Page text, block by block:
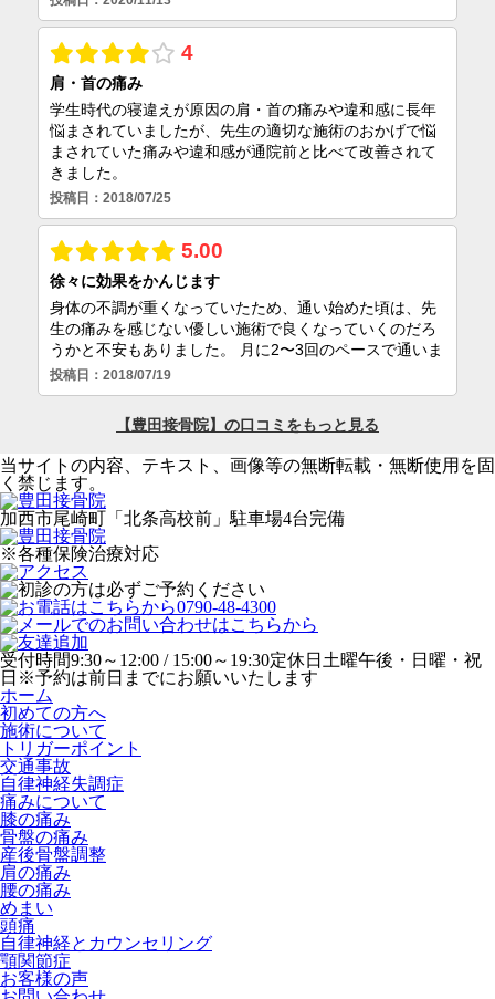
当サイトの内容、テキスト、画像等の無断転載・無断使用を固
く禁じます。
加西市尾崎町「北条高校前」駐車場4台完備
※各種保険治療対応
受付時間9:30～12:00 / 15:00～19:30定休日 土曜午後・日曜・祝
日 ※予約は前日までにお願いいたします
ホーム
初めての方へ
施術について
トリガーポイント
交通事故
自律神経失調症
痛みについて
膝の痛み
骨盤の痛み
産後骨盤調整
肩の痛み
腰の痛み
めまい
頭痛
自律神経とカウンセリング
顎関節症
お客様の声